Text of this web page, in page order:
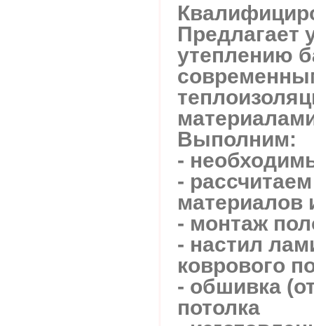
Предлагает
утеплению
Выполним:
-
-
материалов
- монтаж
- настил
коврового
- обшивка
потолка